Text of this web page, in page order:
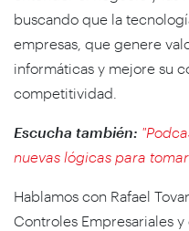
buscando que la
empresas, que genere
informáticas y mejore su
competitividad.​
Escucha también:
nuevas lógicas para
Hablamos con Rafael
Controles Empresariales